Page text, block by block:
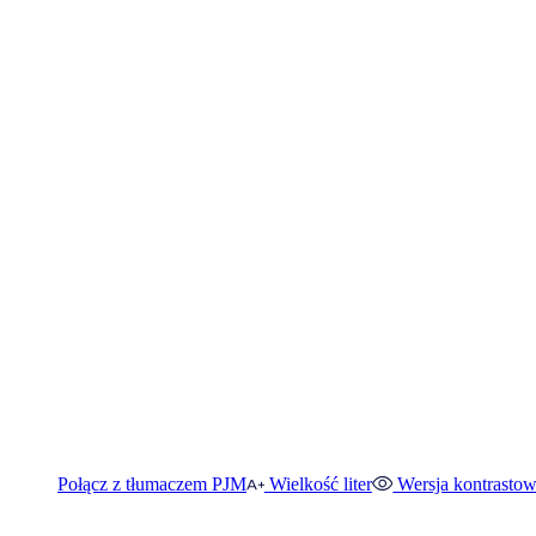
Połącz z tłumaczem PJM Wielkość liter Wersja